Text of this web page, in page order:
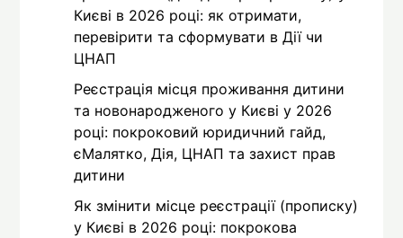
Києві в 2026 році: як отримати,
перевірити та сформувати в Дії чи
ЦНАП
Реєстрація місця проживання дитини
та новонародженого у Києві у 2026
році: покроковий юридичний гайд,
єМалятко, Дія, ЦНАП та захист прав
дитини
Як змінити місце реєстрації (прописку)
у Києві в 2026 році: покрокова